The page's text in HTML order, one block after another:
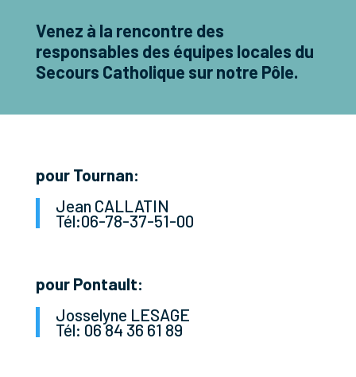
Venez à la rencontre des
responsables des équipes locales du
Secours Catholique sur notre Pôle.
pour Tournan:
Jean CALLATIN
Tél:06-78-37-51-00
pour Pontault:
Josselyne LESAGE
Tél: 06 84 36 61 89